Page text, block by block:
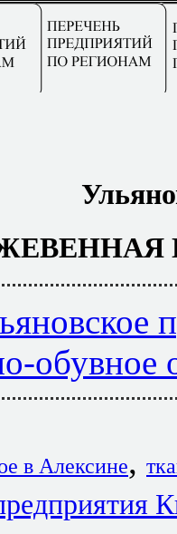
обувное
в Алексине,